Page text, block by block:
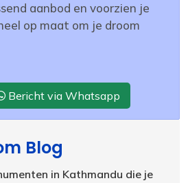
aanbod en voorzien je
op maat om je droom
Bericht via Whatsapp
Blog
in Kathmandu die je